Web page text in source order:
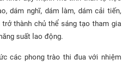
dám nghĩ, dám làm, dám cải tiến,
thành chủ thể sáng tạo tham gia
suất lao động.
các phong trào thi đua với nhiệm